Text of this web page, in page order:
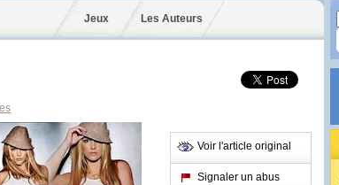
Jeux Les Auteurs
Voir l'article original
Signaler un abus